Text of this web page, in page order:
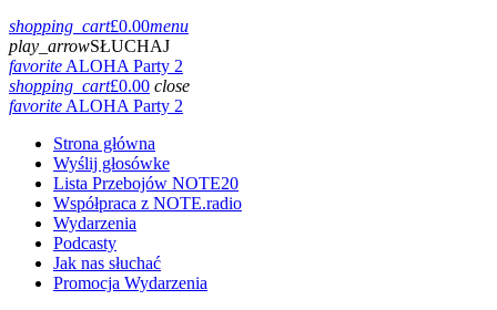
shopping_cart£0.00menu
play_arrowSŁUCHAJ
favoriteALOHA Party 2
shopping_cart£0.00 close
favoriteALOHA Party 2
Strona główna
Wyślij głosówke
Lista Przebojów NOTE20
Współpraca z NOTE.radio
Wydarzenia
Podcasty
Jak nas słuchać
Promocja Wydarzenia